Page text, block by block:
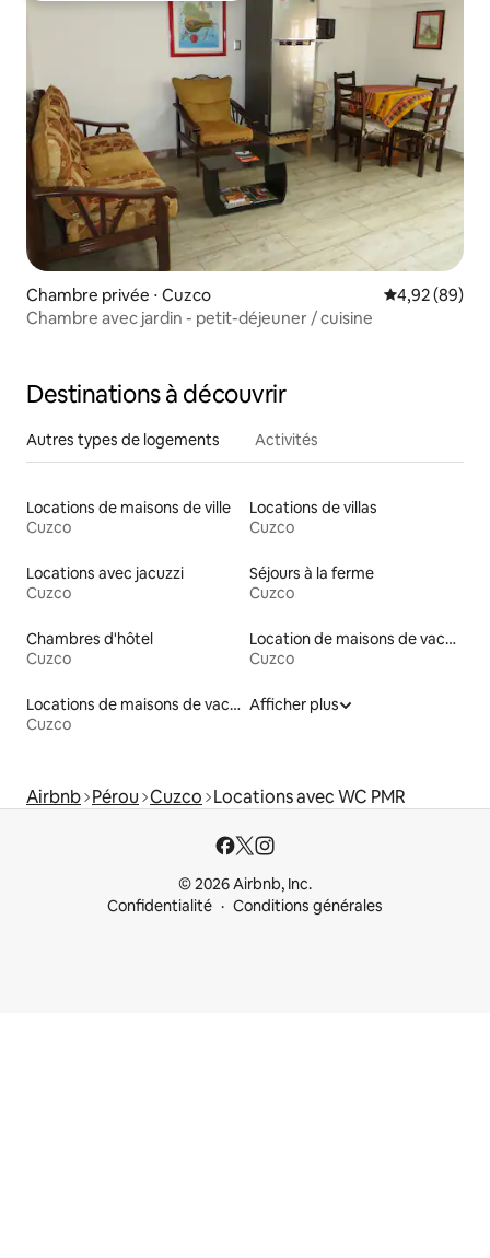
Chambre privée ⋅ Cuzco Évaluation
4,92 (89)
Chambre avec jardin - petit-déjeuner / cuisine
Destinations à découvrir
Autres types de logements Activités
Locations de maisons de ville
Cuzco
Locations de villas
Cuzco
Locations avec jacuzzi
Cuzco
Séjours à la ferme
Cuzco
Chambres d'hôtel
Cuzco
Location de maisons de vacances
Cuzco
Locations de maisons de vacances
Cuzco
Afficher plus
Airbnb Pérou Cuzco Locations avec WC PMR
© 2026 Airbnb, Inc.
Confidentialité
Conditions générales